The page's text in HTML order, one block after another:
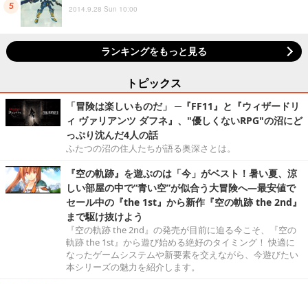
2014.9.28 Sun 10:00
ランキングをもっと見る
トピックス
「冒険は楽しいものだ」 ─『FF11』と『ウィザードリ
ィ ヴァリアンツ ダフネ』、"優しくないRPG"の沼にど
っぷり沈んだ4人の話
ふたつの沼の住人たちが語る奥深さとは。
『空の軌跡』を遊ぶのは「今」がベスト！暑い夏、涼
しい部屋の中で“青い空”が似合う大冒険へ―最安値で
セール中の『the 1st』から新作『空の軌跡 the 2nd』
まで駆け抜けよう
『空の軌跡 the 2nd』の発売が目前に迫る今こそ、『空の
軌跡 the 1st』から遊び始める絶好のタイミング！ 快適に
なったゲームシステムや新要素を交えながら、今遊びたい
本シリーズの魅力を紹介します。